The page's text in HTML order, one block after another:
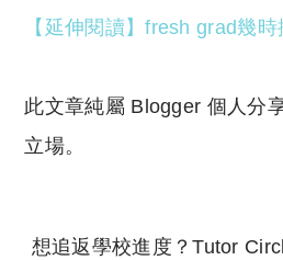
【延伸閱讀】fresh grad幾
此文章純屬 Blogger 個人分
立場。
想追返學校進度？Tutor